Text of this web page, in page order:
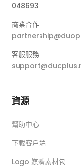
048693
商業合作:
客服服務:
資源
幫助中心
下載客戶端
Logo 媒體素材包